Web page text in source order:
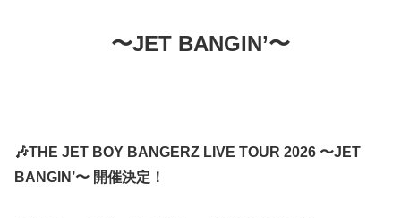
〜JET BANGIN’〜
🎶THE JET BOY BANGERZ LIVE TOUR 2026 〜JET
BANGIN’〜 開催決定！